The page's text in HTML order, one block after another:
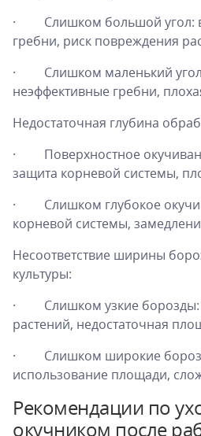
· Слишком большой угол:
гребни, риск повреждения
· Слишком маленький
неэффективные гребни,
Недостаточная глубина
· Поверхностное
защита корневой системы,
· Слишком глубокое
корневой системы,
Несоответствие ширины
культуры:
· Слишком узкие борозды:
растений, недостаточная
· Слишком широкие
использование площади,
Рекомендации по
окучником после